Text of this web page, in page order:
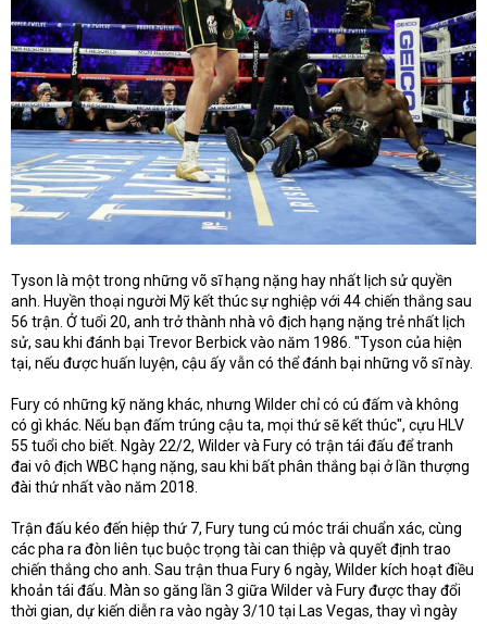
Tyson là một trong những võ sĩ hạng nặng hay nhất lịch sử quyền
anh. Huyền thoại người Mỹ kết thúc sự nghiệp với 44 chiến thắng sau
56 trận. Ở tuổi 20, anh trở thành nhà vô địch hạng nặng trẻ nhất lịch
sử, sau khi đánh bại Trevor Berbick vào năm 1986. "Tyson của hiện
tại, nếu được huấn luyện, cậu ấy vẫn có thể đánh bại những võ sĩ này.
Fury có những kỹ năng khác, nhưng Wilder chỉ có cú đấm và không
có gì khác. Nếu bạn đấm trúng cậu ta, mọi thứ sẽ kết thúc", cựu HLV
55 tuổi cho biết. Ngày 22/2, Wilder và Fury có trận tái đấu để tranh
đai vô địch WBC hạng nặng, sau khi bất phân thắng bại ở lần thượng
đài thứ nhất vào năm 2018.
Trận đấu kéo đến hiệp thứ 7, Fury tung cú móc trái chuẩn xác, cùng
các pha ra đòn liên tục buộc trọng tài can thiệp và quyết định trao
chiến thắng cho anh. Sau trận thua Fury 6 ngày, Wilder kích hoạt điều
khoản tái đấu. Màn so găng lần 3 giữa Wilder và Fury được thay đổi
thời gian, dự kiến diễn ra vào ngày 3/10 tại Las Vegas, thay vì ngày